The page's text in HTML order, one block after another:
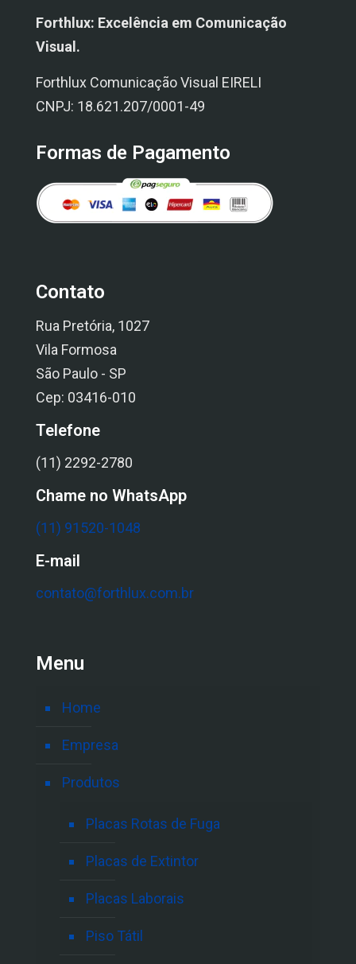
Forthlux: Excelência em Comunicação
Visual.
Forthlux Comunicação Visual EIRELI
CNPJ: 18.621.207/0001-49
Formas de Pagamento
Contato
Rua Pretória, 1027
Vila Formosa
São Paulo - SP
Cep: 03416-010
Telefone
(11) 2292-2780
Chame no WhatsApp
(11) 91520-1048
E-mail
contato@forthlux.com.br
Menu
Home
Empresa
Produtos
Placas Rotas de Fuga
Placas de Extintor
Placas Laborais
Piso Tátil